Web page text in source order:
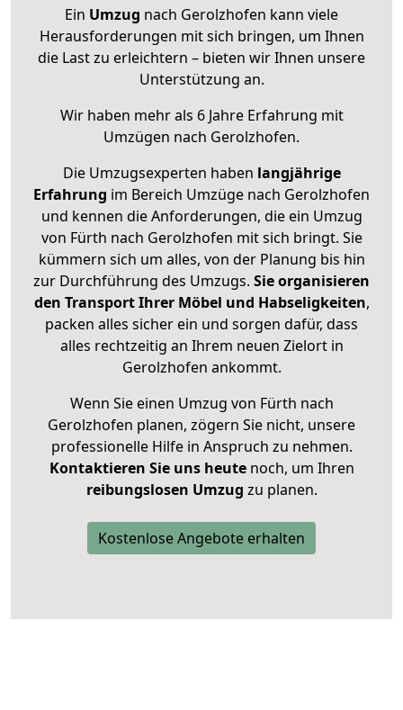
Ein Umzug nach Gerolzhofen kann viele
Herausforderungen mit sich bringen, um Ihnen
die Last zu erleichtern – bieten wir Ihnen unsere
Unterstützung an.
Wir haben mehr als 6 Jahre Erfahrung mit
Umzügen nach Gerolzhofen.
Die Umzugsexperten haben langjährige
Erfahrung im Bereich Umzüge nach Gerolzhofen
und kennen die Anforderungen, die ein Umzug
von Fürth nach Gerolzhofen mit sich bringt. Sie
kümmern sich um alles, von der Planung bis hin
zur Durchführung des Umzugs. Sie organisieren
den Transport Ihrer Möbel und Habseligkeiten,
packen alles sicher ein und sorgen dafür, dass
alles rechtzeitig an Ihrem neuen Zielort in
Gerolzhofen ankommt.
Wenn Sie einen Umzug von Fürth nach
Gerolzhofen planen, zögern Sie nicht, unsere
professionelle Hilfe in Anspruch zu nehmen.
Kontaktieren Sie uns heutenoch, um Ihren
reibungslosen Umzug zu planen.
Kostenlose Angebote erhalten